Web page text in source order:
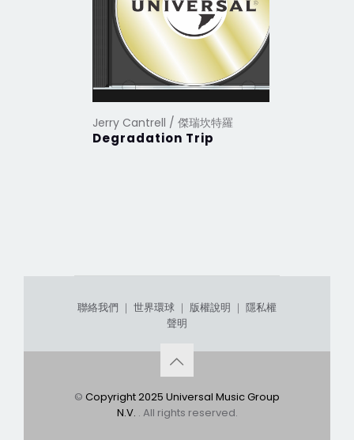
Jerry Cantrell / 傑瑞坎特羅
Degradation Trip
聯絡我們 ｜ 世界環球 ｜ 版權說明 ｜ 隱私權
聲明
© Copyright 2025 Universal Music Group
N.V. . All rights reserved.